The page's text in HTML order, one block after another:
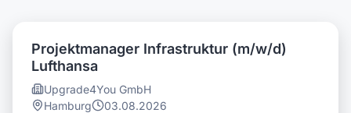
Projektmanager Infrastruktur (m/w/d)
Lufthansa
Upgrade4You GmbH
Hamburg
03.08.2026